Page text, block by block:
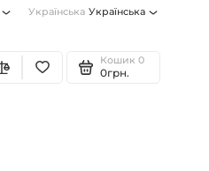
Українська Українська
Кошик 0
0грн.